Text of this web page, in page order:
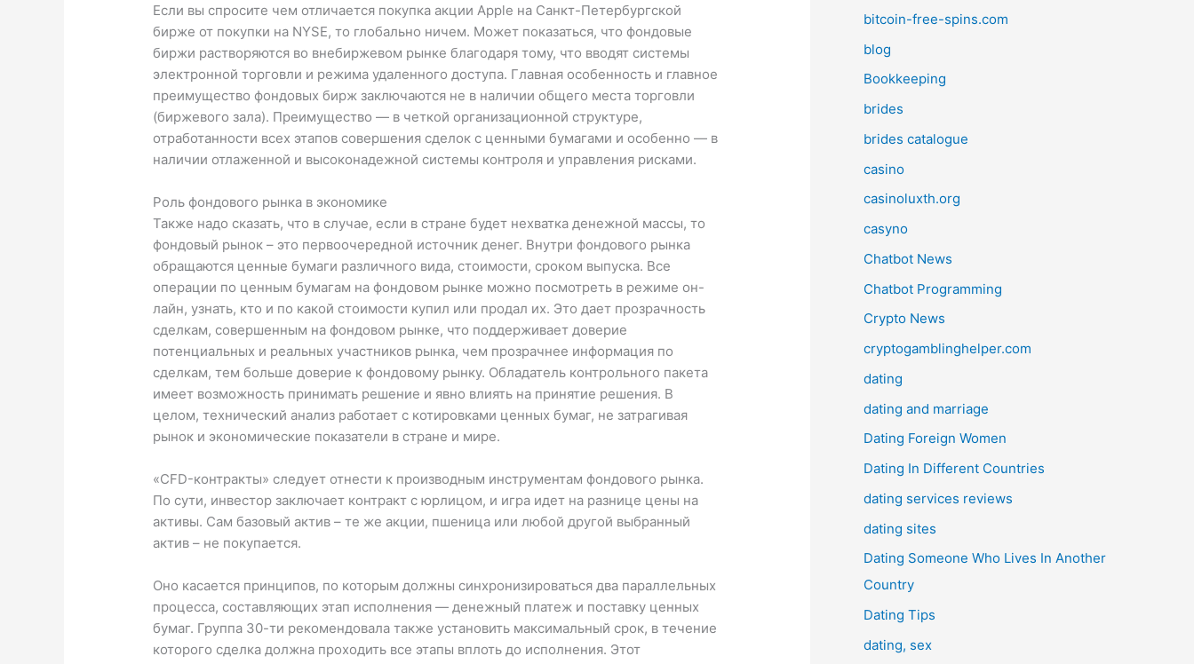
Если вы спросите чем отличается покупка акции Apple на Санкт-Петербургской
бирже от покупки на NYSE, то глобально ничем. Может показаться, что фондовые
биржи растворяются во внебиржевом рынке благодаря тому, что вводят системы
электронной торговли и режима удаленного доступа. Главная особенность и главное
преимущество фондовых бирж заключаются не в наличии общего места торговли
(биржевого зала). Преимущество — в четкой организационной структуре,
отработанности всех этапов совершения сделок с ценными бумагами и особенно — в
наличии отлаженной и высоконадежной системы контроля и управления рисками.
Роль фондового рынка в экономике
Также надо сказать, что в случае, если в стране будет нехватка денежной массы, то
фондовый рынок – это первоочередной источник денег. Внутри фондового рынка
обращаются ценные бумаги различного вида, стоимости, сроком выпуска. Все
операции по ценным бумагам на фондовом рынке можно посмотреть в режиме он-
лайн, узнать, кто и по какой стоимости купил или продал их. Это дает прозрачность
сделкам, совершенным на фондовом рынке, что поддерживает доверие
потенциальных и реальных участников рынка, чем прозрачнее информация по
сделкам, тем больше доверие к фондовому рынку. Обладатель контрольного пакета
имеет возможность принимать решение и явно влиять на принятие решения. В
целом, технический анализ работает с котировками ценных бумаг, не затрагивая
рынок и экономические показатели в стране и мире.
«CFD-контракты» следует отнести к производным инструментам фондового рынка.
По сути, инвестор заключает контракт с юрлицом, и игра идет на разнице цены на
активы. Сам базовый актив – те же акции, пшеница или любой другой выбранный
актив – не покупается.
Оно касается принципов, по которым должны синхронизироваться два параллельных
процесса, составляющих этап исполнения — денежный платеж и поставку ценных
бумаг. Группа 30-ти рекомендовала также установить максимальный срок, в течение
которого сделка должна проходить все этапы вплоть до исполнения. Этот
bitcoin-free-spins.com
blog
Bookkeeping
brides
brides catalogue
casino
casinoluxth.org
casyno
Chatbot News
Chatbot Programming
Crypto News
cryptogamblinghelper.com
dating
dating and marriage
Dating Foreign Women
Dating In Different Countries
dating services reviews
dating sites
Dating Someone Who Lives In Another
Country
Dating Tips
dating, sex